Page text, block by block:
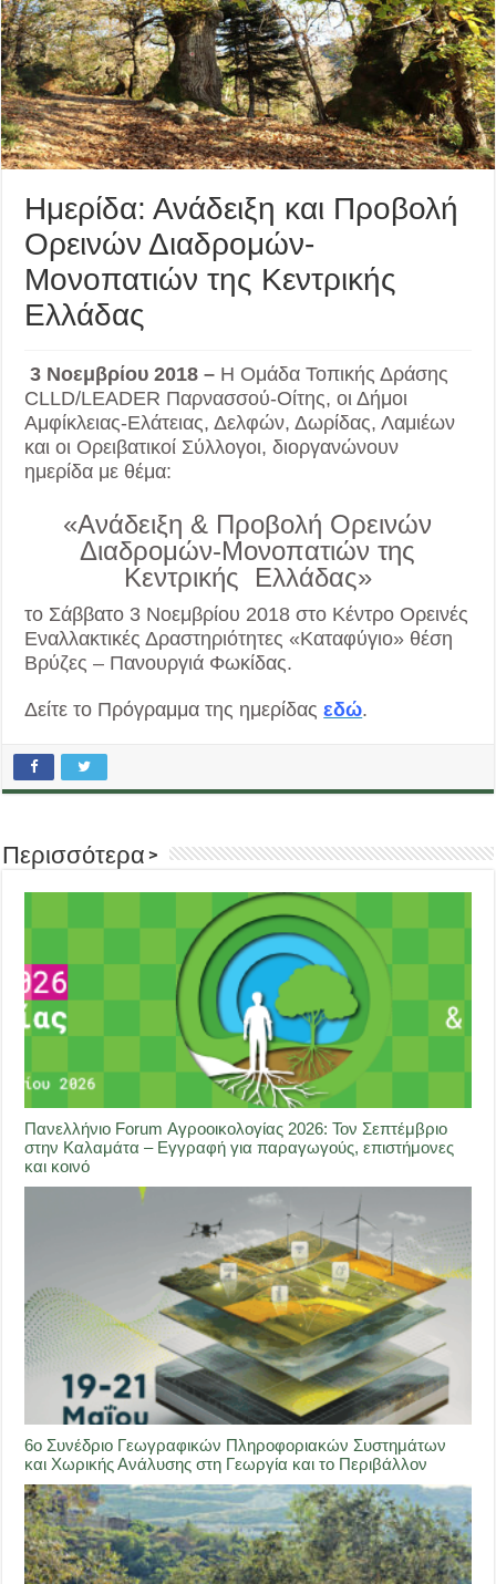
Ημερίδα: Ανάδειξη και Προβολή
Ορεινών Διαδρομών-
Μονοπατιών της Κεντρικής
Ελλάδας
3 Νοεμβρίου 2018 – Η Ομάδα Τοπικής Δράσης
CLLD/LEADER Παρνασσού-Οίτης, οι Δήμοι
Αμφίκλειας-Ελάτειας, Δελφών, Δωρίδας, Λαμιέων
και οι Ορειβατικοί Σύλλογοι, διοργανώνουν
ημερίδα με θέμα:
«Ανάδειξη & Προβολή Ορεινών
Διαδρομών-Μονοπατιών της
Κεντρικής Ελλάδας»
το Σάββατο 3 Νοεμβρίου 2018 στο Κέντρο Ορεινές
Εναλλακτικές Δραστηριότητες «Καταφύγιο» θέση
Βρύζες – Πανουργιά Φωκίδας.
Δείτε το Πρόγραμμα της ημερίδαςεδώ.
Περισσότερα >
Πανελλήνιο Forum Αγροοικολογίας 2026: Τον Σεπτέμβριο
στην Καλαμάτα – Εγγραφή για παραγωγούς, επιστήμονες
και κοινό
6ο Συνέδριο Γεωγραφικών Πληροφοριακών Συστημάτων
και Χωρικής Ανάλυσης στη Γεωργία και το Περιβάλλον